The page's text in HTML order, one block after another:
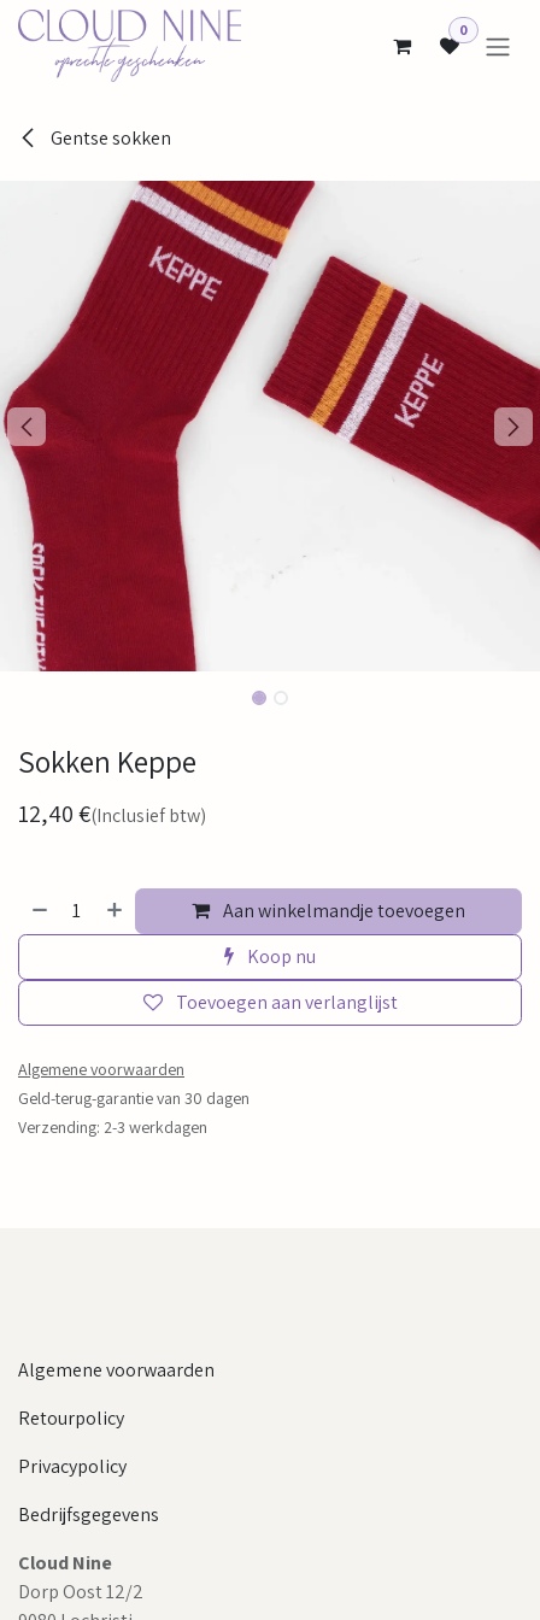
Overslaan naar inhoud
0
Gentse sokken
Sokken Keppe
12,40€(Inclusief btw)
Aan winkelmandje toevoegen
Koop nu
Toevoegen aan verlanglijst
Algemene voorwaarden
Geld-terug-garantie van 30 dagen
Verzending: 2-3 werkdagen
Algemene voorwaarden
Retourpolicy
Privacypolicy
Bedrijfsgegevens
Cloud Nine
Dorp Oost 12/2